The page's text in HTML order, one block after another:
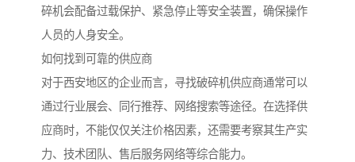
碎机会配备过载保护、紧急停止等安全装置，确保操作
人员的人身安全。
如何找到可靠的供应商
对于西安地区的企业而言，寻找破碎机供应商通常可以
通过行业展会、同行推荐、网络搜索等途径。在选择供
应商时，不能仅仅关注价格因素，还需要考察其生产实
力、技术团队、售后服务网络等综合能力。